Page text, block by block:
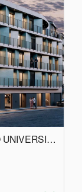
T0 COM VARANDA PERTO DO POLO UNIVERSITÁRIO